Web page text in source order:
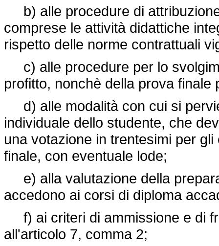
b) alle procedure di
comprese le attività didattiche
rispetto delle norme contrattuali
c) alle procedure per lo
profitto, nonchè della prova
d) alle modalità con cui si
individuale dello studente, che
una votazione in trentesimi per
finale, con eventuale lode;
e) alla valutazione della
accedono ai corsi di diploma
f) ai criteri di ammissione e di
all'articolo 7, comma 2;